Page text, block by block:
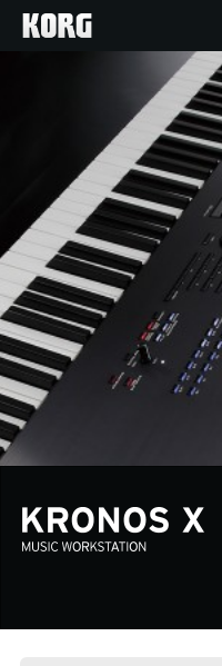
Productos
Características
Eventos
Soporte
Noticias
Ubicación